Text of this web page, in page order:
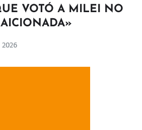
VOTÓ A MILEI NO
2026